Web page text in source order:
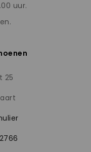
uur.
25